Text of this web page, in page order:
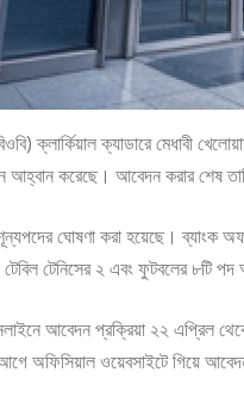
ক্লার্কিয়াল ক্যাডারে মেধাবী
করেছে। আবেদন করার শেষ
ঘোষণা করা হয়েছে। ব্যাংক
টেনিসের ২ এবং ফুটবলের
আবেদন প্রক্রিয়া ২২ এপ্রিল
আগে অফিসিয়াল ওয়েবসাইটে গিয়ে